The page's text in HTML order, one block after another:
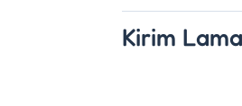
Kirim